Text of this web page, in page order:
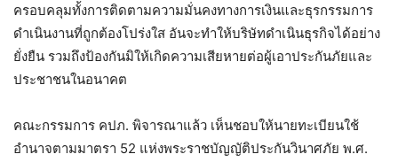
ครอบคลุมทั้งการติดตามความมั่นคงทางการเงินและธุรกรรมการ
ดำเนินงานที่ถูกต้องโปร่งใส อันจะทำให้บริษัทดำเนินธุรกิจได้อย่าง
ยั่งยืน รวมถึงป้องกันมิให้เกิดความเสียหายต่อผู้เอาประกันภัยและ
ประชาชนในอนาคต
คณะกรรมการ คปภ. พิจารณาแล้ว เห็นชอบให้นายทะเบียนใช้
อำนาจตามมาตรา 52 แห่งพระราชบัญญัติประกันวินาศภัย พ.ศ.